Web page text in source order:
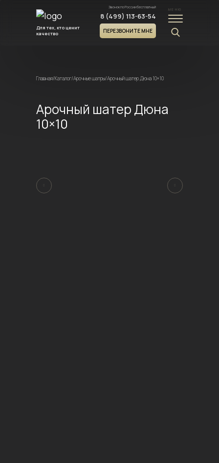
Для тех, кто ценит
качество
Звонок по России бесплатный
8 (499) 113-63-54
ПЕРЕЗВОНИТЕ МНЕ
МЕНЮ
Главная/Каталог/Арочные шатры/Арочный шатер Дюна 10×10
Арочный шатер Дюна
10×10